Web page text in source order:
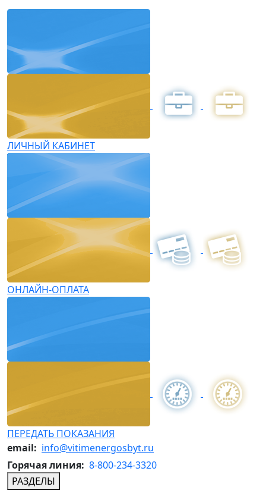
ЛИЧНЫЙ КАБИНЕТ
ОНЛАЙН-ОПЛАТА
ПЕРЕДАТЬ ПОКАЗАНИЯ
email: info@vitimenergosbyt.ru
Горячая линия: 8-800-234-3320
РАЗДЕЛЫ